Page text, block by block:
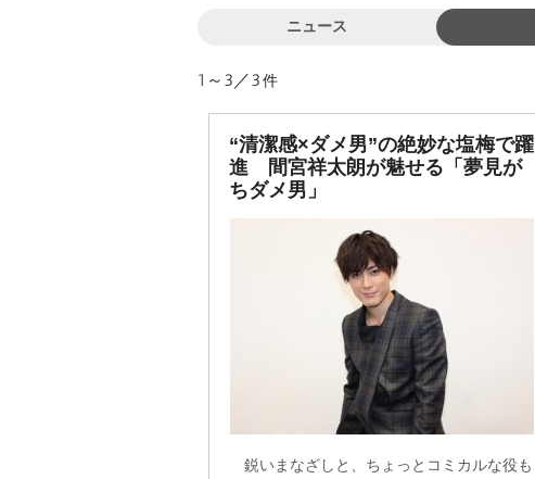
ニュース
1～3／3件
“清潔感×ダメ男”の絶妙な塩梅で躍
進 間宮祥太朗が魅せる「夢見が
ちダメ男」
鋭いまなざしと、ちょっとコミカルな役も